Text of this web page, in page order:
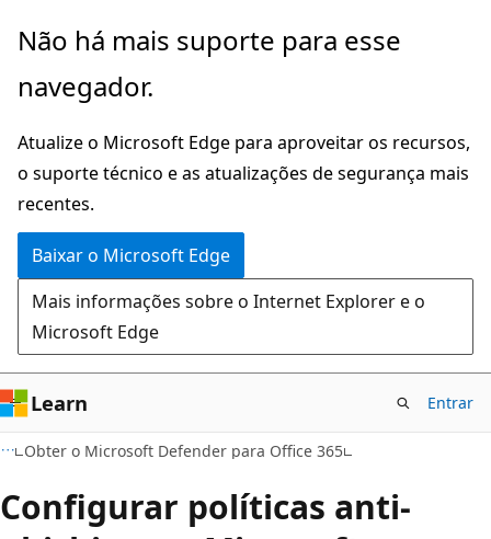
Pular
o
principal
Não há mais suporte para esse
navegador.
Atualize o Microsoft Edge para aproveitar os recursos,
o suporte técnico e as atualizações de segurança mais
recentes.
Baixar o Microsoft Edge
Mais informações sobre o Internet Explorer e o
Microsoft Edge
Learn Entrar
Obter o Microsoft Defender para Office 365
Configurar políticas anti-